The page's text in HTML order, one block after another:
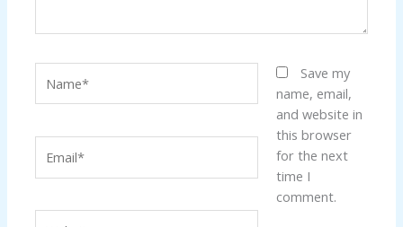
Save my
name, email,
and website in
this browser
for the next
time I
comment.